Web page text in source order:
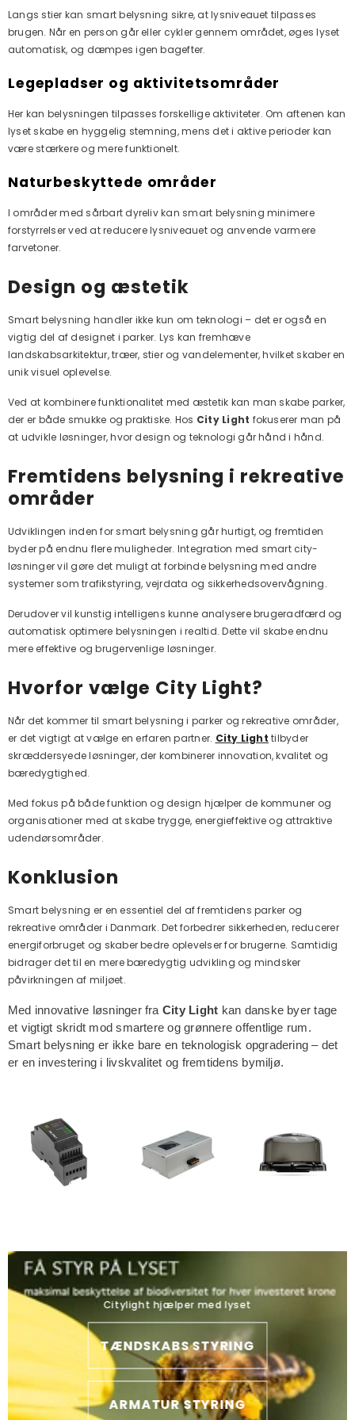
Langs stier kan smart belysning sikre, at lysniveauet tilpasses
brugen. Når en person går eller cykler gennem området, øges lyset
automatisk, og dæmpes igen bagefter.
Legepladser og aktivitetsområder
Her kan belysningen tilpasses forskellige aktiviteter. Om aftenen kan
lyset skabe en hyggelig stemning, mens det i aktive perioder kan
være stærkere og mere funktionelt.
Naturbeskyttede områder
I områder med sårbart dyreliv kan smart belysning minimere
forstyrrelser ved at reducere lysniveauet og anvende varmere
farvetoner.
Design og æstetik
Smart belysning handler ikke kun om teknologi – det er også en
vigtig del af designet i parker. Lys kan fremhæve
landskabsarkitektur, træer, stier og vandelementer, hvilket skaber en
unik visuel oplevelse.
Ved at kombinere funktionalitet med æstetik kan man skabe parker,
der er både smukke og praktiske. Hos City Light fokuserer man på
at udvikle løsninger, hvor design og teknologi går hånd i hånd.
Fremtidens belysning i rekreative
områder
Udviklingen inden for smart belysning går hurtigt, og fremtiden
byder på endnu flere muligheder. Integration med smart city-
løsninger vil gøre det muligt at forbinde belysning med andre
systemer som trafikstyring, vejrdata og sikkerhedsovervågning.
Derudover vil kunstig intelligens kunne analysere brugeradfærd og
automatisk optimere belysningen i realtid. Dette vil skabe endnu
mere effektive og brugervenlige løsninger.
Hvorfor vælge City Light?
Når det kommer til smart belysning i parker og rekreative områder,
er det vigtigt at vælge en erfaren partner. City Light tilbyder
skræddersyede løsninger, der kombinerer innovation, kvalitet og
bæredygtighed.
Med fokus på både funktion og design hjælper de kommuner og
organisationer med at skabe trygge, energieffektive og attraktive
udendørsområder.
Konklusion
Smart belysning er en essentiel del af fremtidens parker og
rekreative områder i Danmark. Det forbedrer sikkerheden, reducerer
energiforbruget og skaber bedre oplevelser for brugerne. Samtidig
bidrager det til en mere bæredygtig udvikling og mindsker
påvirkningen af miljøet.
Med innovative løsninger fra City Light kan danske byer tage
et vigtigt skridt mod smartere og grønnere offentlige rum.
Smart belysning er ikke bare en teknologisk opgradering – det
er en investering i livskvalitet og fremtidens bymiljø.
Citylight hjælper med lyset
TÆNDSKABS STYRING
ARMATUR STYRING